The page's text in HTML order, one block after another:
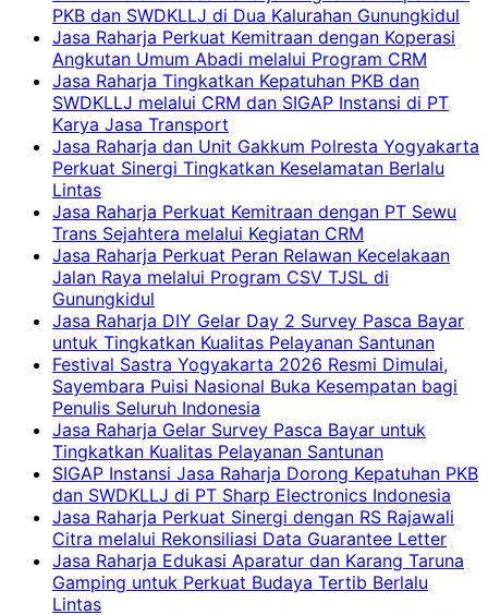
PKB dan SWDKLLJ di Dua Kalurahan Gunungkidul
Jasa Raharja Perkuat Kemitraan dengan Koperasi
Angkutan Umum Abadi melalui Program CRM
Jasa Raharja Tingkatkan Kepatuhan PKB dan
SWDKLLJ melalui CRM dan SIGAP Instansi di PT
Karya Jasa Transport
Jasa Raharja dan Unit Gakkum Polresta Yogyakarta
Perkuat Sinergi Tingkatkan Keselamatan Berlalu
Lintas
Jasa Raharja Perkuat Kemitraan dengan PT Sewu
Trans Sejahtera melalui Kegiatan CRM
Jasa Raharja Perkuat Peran Relawan Kecelakaan
Jalan Raya melalui Program CSV TJSL di
Gunungkidul
Jasa Raharja DIY Gelar Day 2 Survey Pasca Bayar
untuk Tingkatkan Kualitas Pelayanan Santunan
Festival Sastra Yogyakarta 2026 Resmi Dimulai,
Sayembara Puisi Nasional Buka Kesempatan bagi
Penulis Seluruh Indonesia
Jasa Raharja Gelar Survey Pasca Bayar untuk
Tingkatkan Kualitas Pelayanan Santunan
SIGAP Instansi Jasa Raharja Dorong Kepatuhan PKB
dan SWDKLLJ di PT Sharp Electronics Indonesia
Jasa Raharja Perkuat Sinergi dengan RS Rajawali
Citra melalui Rekonsiliasi Data Guarantee Letter
Jasa Raharja Edukasi Aparatur dan Karang Taruna
Gamping untuk Perkuat Budaya Tertib Berlalu
Lintas